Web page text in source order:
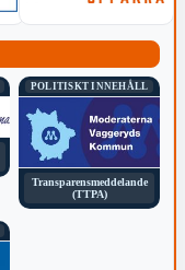
POLITISKT INNEHÅLL
Transparensmeddelande
(TTPA)